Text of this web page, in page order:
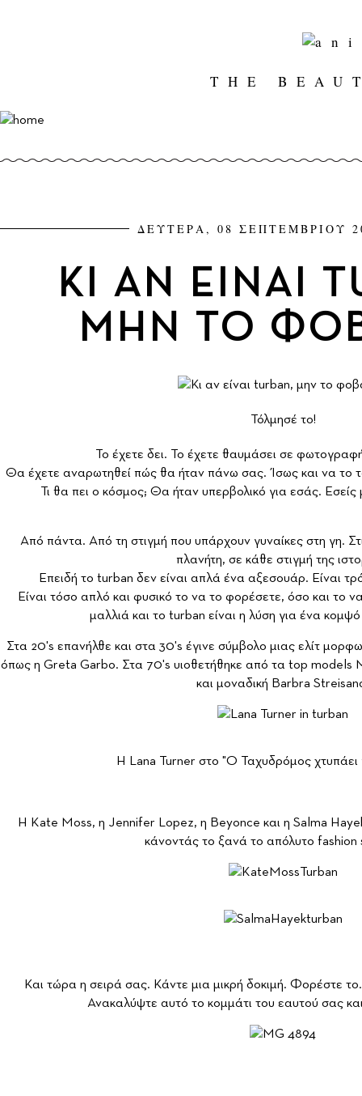
THE
ΔΕΥΤΕΡΑ, 08 ΣΕΠΤΕΜΒΡΙΟΥ
ΚΙ ΑΝ ΕΙΝΑΙ
ΜΗΝ ΤΟ
Τόλμησέ το!
Το έχετε δει. Το έχετε θαυμάσει σε
Θα έχετε αναρωτηθεί πώς θα ήταν πάνω σας. Ίσως και να το
Τι θα πει ο κόσμος; Θα ήταν υπερβολικό για εσάς.
Από πάντα. Από τη στιγμή που υπάρχουν γυναίκες στη γη.
πλανήτη, σε κάθε στιγμή της
Επειδή το turban δεν είναι απλά ένα αξεσουάρ. Είναι
Είναι τόσο απλό και φυσικό το να το φορέσετε, όσο και το
μαλλιά και το turban είναι η λύση για ένα
Στα 20's επανήλθε και στα 30's έγινε σύμβολο μιας ελίτ
όπως η Greta Garbo. Στα 70's υιοθετήθηκε από τα top models
και μοναδική Barbra
H Lana Turner στο "Ο Ταχυδρόμος
H Kate Moss, η Jennifer Lopez, η Βeyonce και η Salma
κάνοντάς το ξανά το απόλυτο
Και τώρα η σειρά σας. Κάντε μια μικρή δοκιμή. Φορέστε
Ανακαλύψτε αυτό το κομμάτι του εαυτού σας